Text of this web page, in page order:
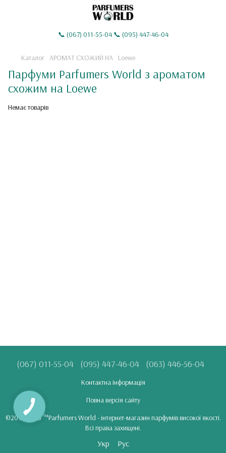
📞 (067) 011-55-04 📞 (095) 447-46-04
Каталог АРОМАТ СХОЖИЙ НА Loewe
Парфуми Parfumers World з ароматом
схожим на Loewe
Немає товарів
(067) 011-55-04 (095) 447-46-04 (063) 446-56-04
Контактна інформація
Повна версія сайту
©2018-2025 ™Parfumers World - інтернет-магазин парфумів високої якості.
Всі права захищені.
Укр Рус